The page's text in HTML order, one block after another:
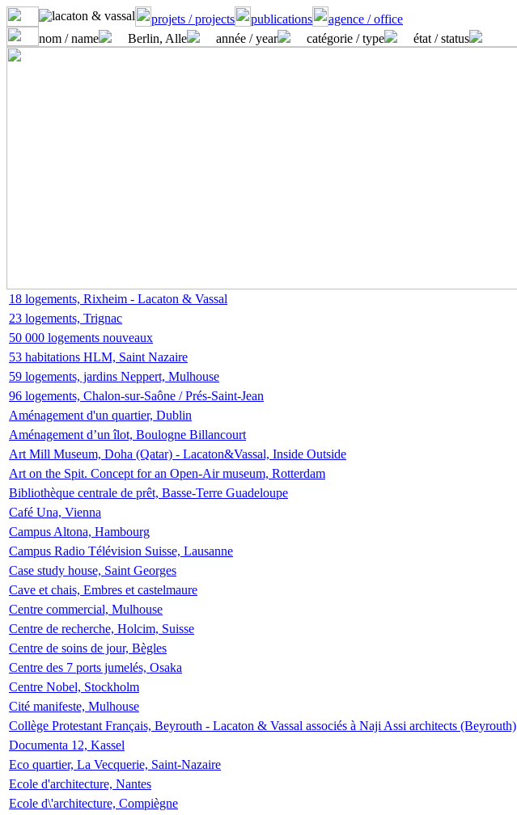
projets / projects publications agence / office
nom / name
Berlin, Alle année / year catégorie / type état / status
18 logements, Rixheim - Lacaton & Vassal
23 logements, Trignac
50 000 logements nouveaux
53 habitations HLM, Saint Nazaire
59 logements, jardins Neppert, Mulhouse
96 logements, Chalon-sur-Saône / Prés-Saint-Jean
Aménagement d'un quartier, Dublin
Aménagement d’un îlot, Boulogne Billancourt
Art Mill Museum, Doha (Qatar) - Lacaton&Vassal, Inside Outside
Art on the Spit. Concept for an Open-Air museum, Rotterdam
Bibliothèque centrale de prêt, Basse-Terre Guadeloupe
Café Una, Vienna
Campus Altona, Hambourg
Campus Radio Télévision Suisse, Lausanne
Case study house, Saint Georges
Cave et chais, Embres et castelmaure
Centre commercial, Mulhouse
Centre de recherche, Holcim, Suisse
Centre de soins de jour, Bègles
Centre des 7 ports jumelés, Osaka
Centre Nobel, Stockholm
Cité manifeste, Mulhouse
Collège Protestant Français, Beyrouth - Lacaton & Vassal associés à Naji Assi architects (Beyrouth)
Documenta 12, Kassel
Eco quartier, La Vecquerie, Saint-Nazaire
Ecole d'architecture, Nantes
Ecole d\'architecture, Compiègne